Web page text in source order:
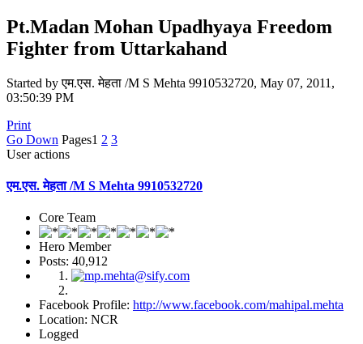
Pt.Madan Mohan Upadhyaya Freedom
Fighter from Uttarkahand
Started by एम.एस. मेहता /M S Mehta 9910532720, May 07, 2011,
03:50:39 PM
Print
Go Down Pages1 2 3
User actions
एम.एस. मेहता /M S Mehta 9910532720
Core Team
Hero Member
Posts: 40,912
Facebook Profile: http://www.facebook.com/mahipal.mehta
Location: NCR
Logged